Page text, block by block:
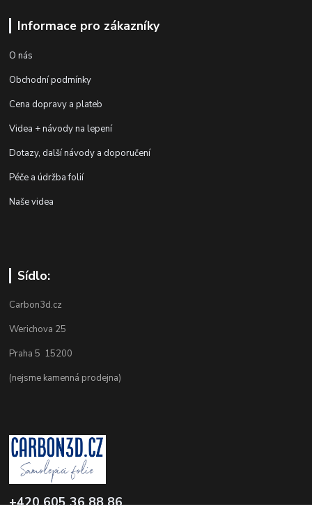
Informace pro zákazníky
O nás
Obchodní podmínky
Cena dopravy a plateb
Videa + návody na lepení
Dotazy, další návody a doporučení
Péče a údržba folií
Naše videa
Sídlo:
Carbon3d.cz
Werichova 25
Praha 5 15200
(nejsme kamenná prodejna)
+420 605 36 88 86